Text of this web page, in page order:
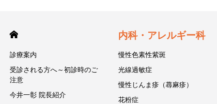
診療案内
受診される方へ～初診時のご
注意
今井一彰 院長紹介
内科・アレルギー科
慢性色素性紫斑
光線過敏症
慢性じんま疹（蕁麻疹）
花粉症